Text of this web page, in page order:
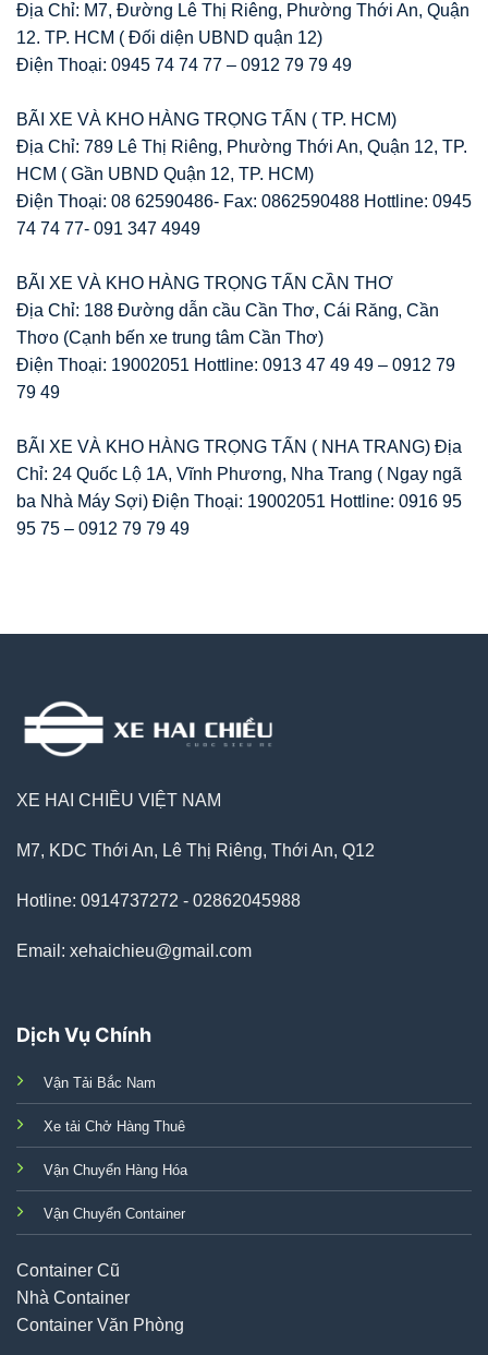
Địa Chỉ: M7, Đường Lê Thị Riêng, Phường Thới An, Quận
12. TP. HCM ( Đối diện UBND quận 12)
Điện Thoại: 0945 74 74 77 – 0912 79 79 49
BÃI XE VÀ KHO HÀNG TRỌNG TẤN ( TP. HCM)
Địa Chỉ: 789 Lê Thị Riêng, Phường Thới An, Quận 12, TP.
HCM ( Gần UBND Quận 12, TP. HCM)
Điện Thoại: 08 62590486- Fax: 0862590488 Hottline: 0945
74 74 77- 091 347 4949
BÃI XE VÀ KHO HÀNG TRỌNG TẤN CẦN THƠ
Địa Chỉ: 188 Đường dẫn cầu Cần Thơ, Cái Răng, Cần
Thơo (Cạnh bến xe trung tâm Cần Thơ)
Điện Thoại: 19002051 Hottline: 0913 47 49 49 – 0912 79
79 49
BÃI XE VÀ KHO HÀNG TRỌNG TẤN ( NHA TRANG) Địa
Chỉ: 24 Quốc Lộ 1A, Vĩnh Phương, Nha Trang ( Ngay ngã
ba Nhà Máy Sợi) Điện Thoại: 19002051 Hottline: 0916 95
95 75 – 0912 79 79 49
XE HAI CHIỀU VIỆT NAM
M7, KDC Thới An, Lê Thị Riêng, Thới An, Q12
Hotline: 0914737272 - 02862045988
Email: xehaichieu@gmail.com
Dịch Vụ Chính
Vận Tải Bắc Nam
Xe tải Chở Hàng Thuê
Vận Chuyển Hàng Hóa
Vận Chuyển Container
Container Cũ
Nhà Container
Container Văn Phòng